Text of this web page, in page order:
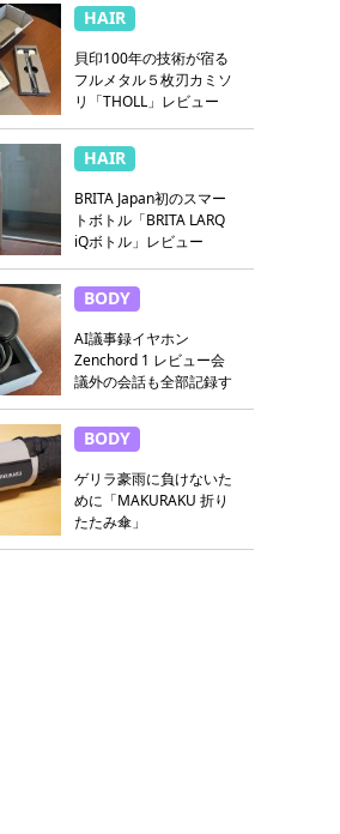
HAIR
貝印100年の技術が宿る
フルメタル５枚刃カミソ
リ「THOLL」レビュー
HAIR
BRITA Japan初のスマー
トボトル「BRITA LARQ
iQボトル」レビュー
BODY
AI議事録イヤホン
Zenchord 1 レビュー会
議外の会話も全部記録す
BODY
ゲリラ豪雨に負けないた
めに「MAKURAKU 折り
たたみ傘」